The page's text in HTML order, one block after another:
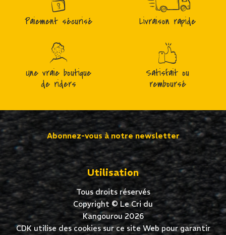
Paiement sécurisé Livraison rapide
Une vraie boutique
de riders
Satisfait ou
remboursé
Abonnez-vous à notre newsletter
Utilisation
Tous droits réservés
Copyright © Le Cri du
Kangourou 2026
CDK utilise des cookies sur ce site Web pour garantir